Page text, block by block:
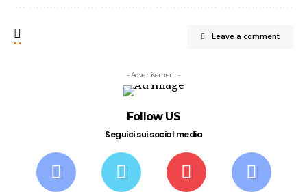
Leave a comment
- Advertisement -
Follow US
Seguici sui social media